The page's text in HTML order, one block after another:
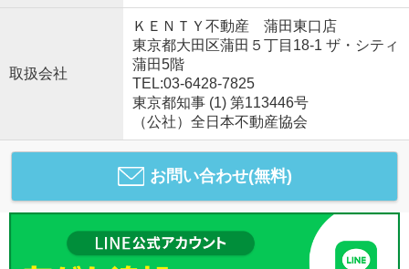
取扱会社
ＫＥＮＴＹ不動産 蒲田東口店
東京都大田区蒲田５丁目18-1 ザ・シティ
蒲田5階
TEL:03-6428-7825
東京都知事 (1) 第113446号
（公社）全日本不動産協会
お問い合わせ(無料)